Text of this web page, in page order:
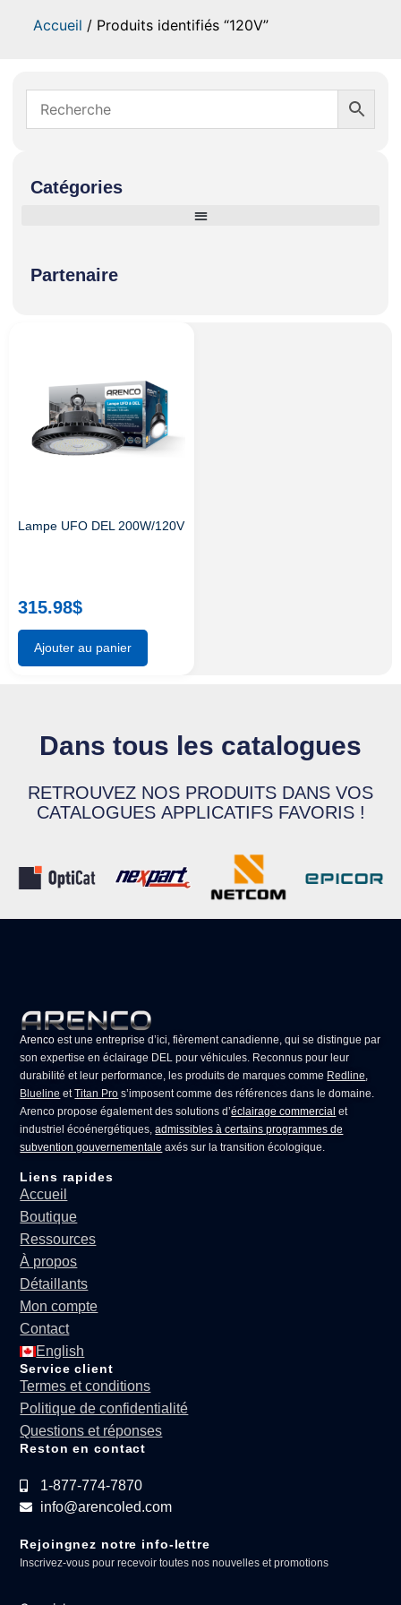
Accueil / Produits identifiés “120V”
Catégories
Partenaire
Lampe UFO DEL 200W/120V
315.98$
Ajouter au panier
Dans tous les catalogues
RETROUVEZ NOS PRODUITS DANS VOS
CATALOGUES APPLICATIFS FAVORIS !
Arenco est une entreprise d’ici, fièrement canadienne, qui se distingue par
son expertise enéclairage DEL pour véhicules. Reconnus pour leur
durabilité et leur performance, les produits de marques comme Redline,
Blueline etTitan Pro s’imposent comme des références dans le domaine.
Arenco propose également des solutions d’éclairage commercial et
industriel écoénergétiques,admissibles à certains programmes de
subvention gouvernementale axés sur la transition écologique.
Liens rapides
Accueil
Boutique
Ressources
À propos
Détaillants
Mon compte
Contact
English
Service client
Termes et conditions
Politique de confidentialité
Questions et réponses
Reston en contact
1-877-774-7870
info@arencoled.com
Rejoingnez notre info-lettre
Inscrivez-vous pour recevoir toutes nos nouvelles et promotions